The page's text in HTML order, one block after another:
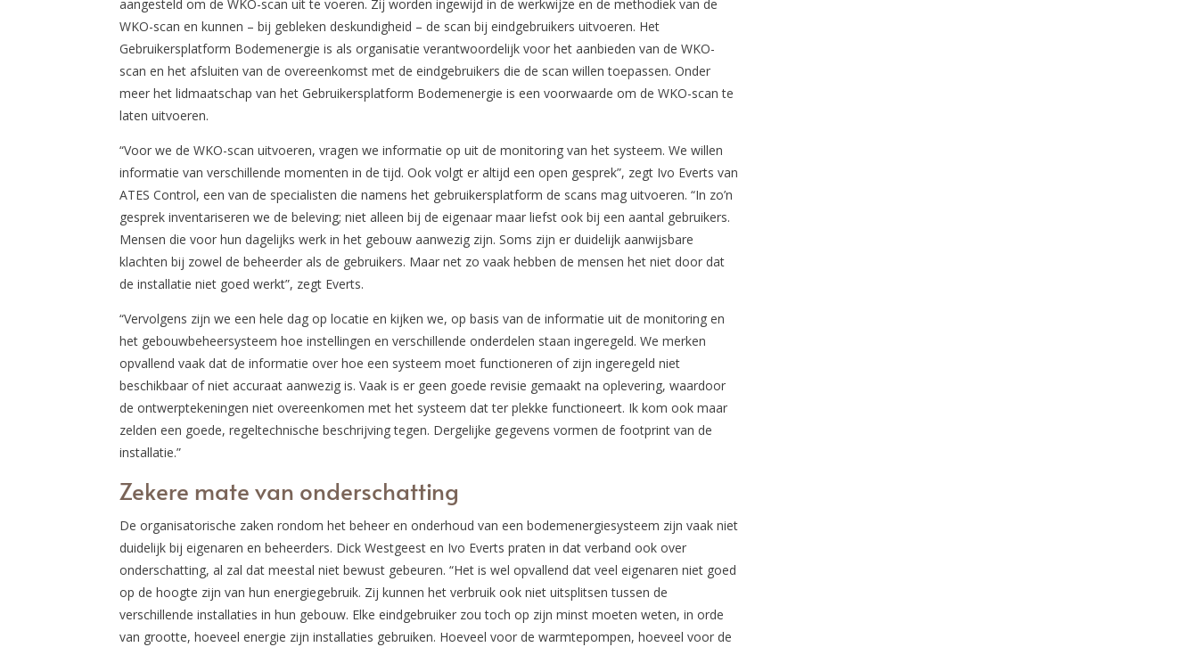
aangesteld om de WKO-scan uit te voeren. Zij worden ingewijd in de werkwijze en de methodiek van de
WKO-scan en kunnen – bij gebleken deskundigheid – de scan bij eindgebruikers uitvoeren. Het
Gebruikersplatform Bodemenergie is als organisatie verantwoordelijk voor het aanbieden van de WKO-
scan en het afsluiten van de overeenkomst met de eindgebruikers die de scan willen toepassen. Onder
meer het lidmaatschap van het Gebruikersplatform Bodemenergie is een voorwaarde om de WKO-scan te
laten uitvoeren.
“Voor we de WKO-scan uitvoeren, vragen we informatie op uit de monitoring van het systeem. We willen
informatie van verschillende momenten in de tijd. Ook volgt er altijd een open gesprek”, zegt Ivo Everts van
ATES Control, een van de specialisten die namens het gebruikersplatform de scans mag uitvoeren. “In zo’n
gesprek inventariseren we de beleving; niet alleen bij de eigenaar maar liefst ook bij een aantal gebruikers.
Mensen die voor hun dagelijks werk in het gebouw aanwezig zijn. Soms zijn er duidelijk aanwijsbare
klachten bij zowel de beheerder als de gebruikers. Maar net zo vaak hebben de mensen het niet door dat
de installatie niet goed werkt”, zegt Everts.
“Vervolgens zijn we een hele dag op locatie en kijken we, op basis van de informatie uit de monitoring en
het gebouwbeheersysteem hoe instellingen en verschillende onderdelen staan ingeregeld. We merken
opvallend vaak dat de informatie over hoe een systeem moet functioneren of zijn ingeregeld niet
beschikbaar of niet accuraat aanwezig is. Vaak is er geen goede revisie gemaakt na oplevering, waardoor
de ontwerptekeningen niet overeenkomen met het systeem dat ter plekke functioneert. Ik kom ook maar
zelden een goede, regeltechnische beschrijving tegen. Dergelijke gegevens vormen de footprint van de
installatie.”
Zekere mate van onderschatting
De organisatorische zaken rondom het beheer en onderhoud van een bodemenergiesysteem zijn vaak niet
duidelijk bij eigenaren en beheerders. Dick Westgeest en Ivo Everts praten in dat verband ook over
onderschatting, al zal dat meestal niet bewust gebeuren. “Het is wel opvallend dat veel eigenaren niet goed
op de hoogte zijn van hun energiegebruik. Zij kunnen het verbruik ook niet uitsplitsen tussen de
verschillende installaties in hun gebouw. Elke eindgebruiker zou toch op zijn minst moeten weten, in orde
van grootte, hoeveel energie zijn installaties gebruiken. Hoeveel voor de warmtepompen, hoeveel voor de